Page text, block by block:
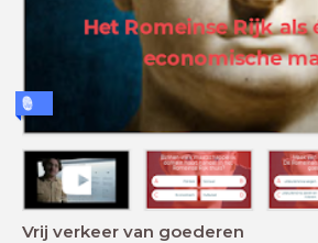
Vrij verkeer van goederen